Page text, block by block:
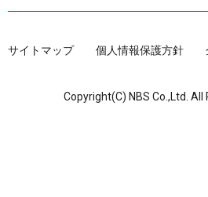
サイトマップ 個人情報保護方針
Copyright(C) NBS Co.,Ltd. All